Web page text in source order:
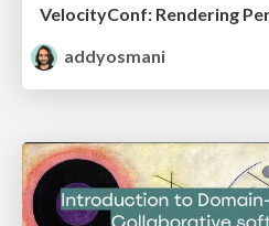
addyosmani